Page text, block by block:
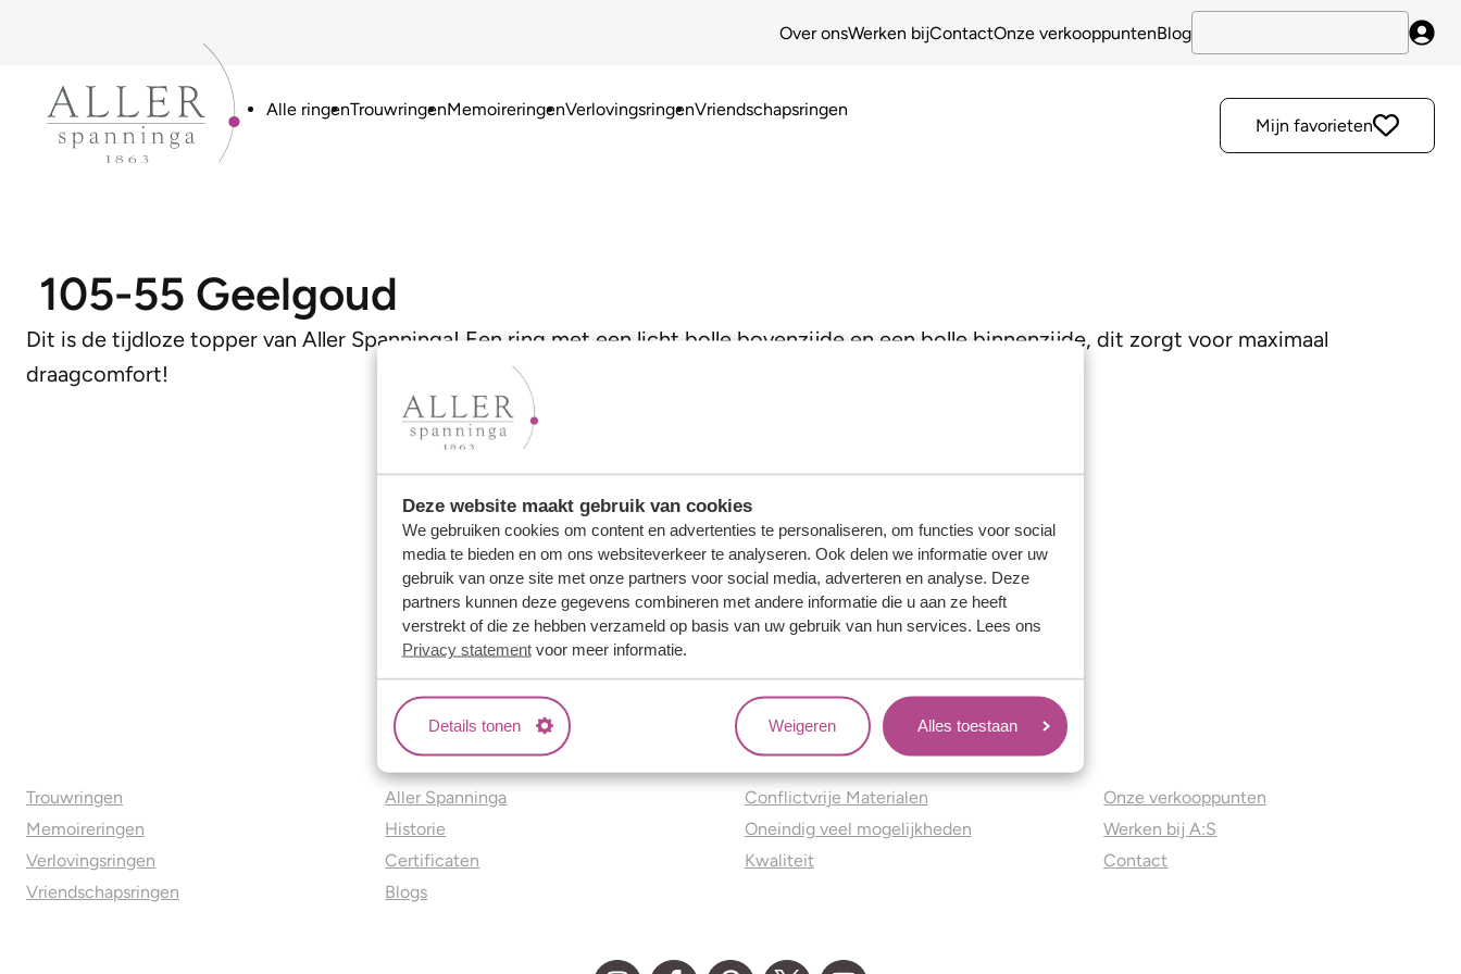
Deze website maakt gebruik van cookies
We gebruiken cookies om content en advertenties te personaliseren, om functies voor social
media te bieden en om ons websiteverkeer te analyseren. Ook delen we informatie over uw
gebruik van onze site met onze partners voor social media, adverteren en analyse. Deze
partners kunnen deze gegevens combineren met andere informatie die u aan ze heeft
verstrekt of die ze hebben verzameld op basis van uw gebruik van hun services. Lees ons
Privacy statementvoor meer informatie.
Details tonen Weigeren Alles toestaan
Over onsWerken bijContactOnze verkooppuntenBlog
Alle ringenTrouwringenMemoireringenVerlovingsringenVriendschapsringen
Mijn favorieten
105-55 Geelgoud
Dit is de tijdloze topper van Aller Spanninga! Een ring met een licht bolle bovenzijde en een bolle binnenzijde, dit zorgt voor maximaal
draagcomfort!
Trouwringen
Memoireringen
Verlovingsringen
Vriendschapsringen
Over ons
Aller Spanninga
Historie
Certificaten
Blogs
Jouw voordelen
Conflictvrije Materialen
Oneindig veel mogelijkheden
Kwaliteit
Onze verkooppunten
Werken bij A:S
Contact